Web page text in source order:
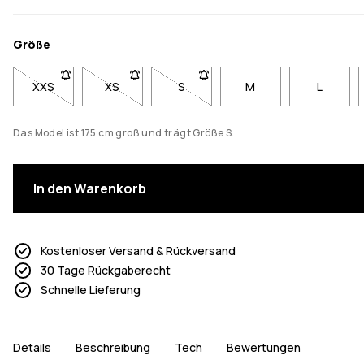
Größe
XXS- Größe XXS nicht verfügbar. Klicke, um benachrichtigt zu
XS- Größe XS nicht verfügbar. Klicke, um
S- Größe S nicht verfügbar. Klicke,
M L
Das Model ist 175 cm groß und trägt Größe S.
In den Warenkorb
Kostenloser Versand & Rückversand
30 Tage Rückgaberecht
Schnelle Lieferung
Details Beschreibung Tech Bewertungen